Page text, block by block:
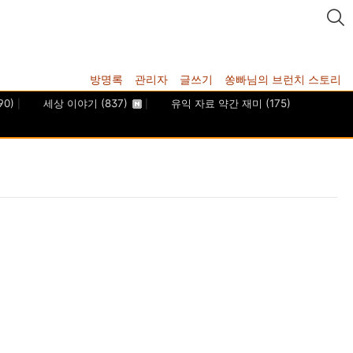
방명록 관리자 글쓰기 쏭빠님의 브런치 스토리
세상 이야기 (837) 유익 자료 약간 재미 (175)